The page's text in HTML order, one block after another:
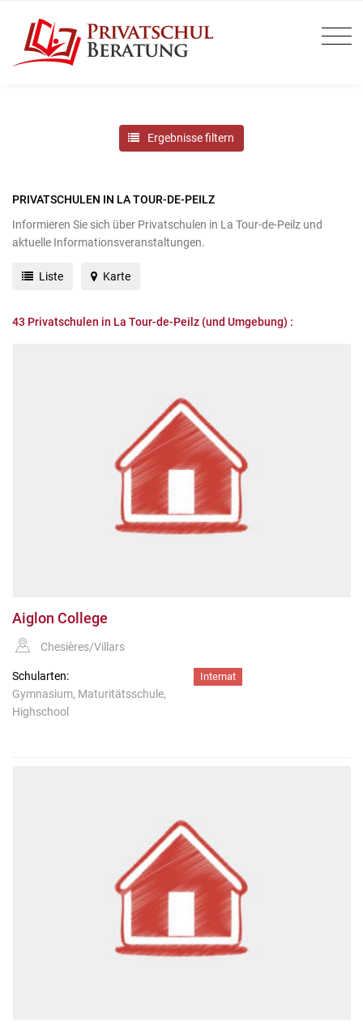
Ergebnisse filtern
PRIVATSCHULEN IN LA TOUR-DE-PEILZ
Informieren Sie sich über Privatschulen in La Tour-de-Peilz und
aktuelle Informationsveranstaltungen.
Liste Karte
43 Privatschulen in La Tour-de-Peilz (und Umgebung) :
Aiglon College
Chesières/Villars
Schularten:
Gymnasium, Maturitätsschule,
Highschool
Internat